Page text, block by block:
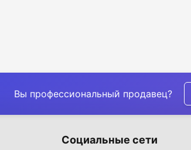
Вы профессиональный продавец?
Социальные сети